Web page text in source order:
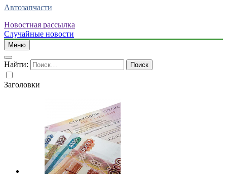
Автозапчасти
Новостная рассылка
Случайные новости
Меню
Найти:
Заголовки